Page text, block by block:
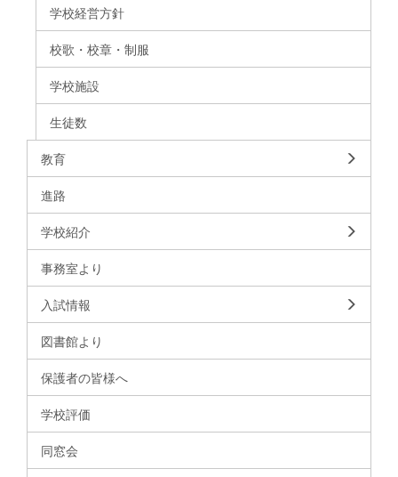
学校経営方針
校歌・校章・制服
学校施設
生徒数
教育
進路
学校紹介
事務室より
入試情報
図書館より
保護者の皆様へ
学校評価
同窓会